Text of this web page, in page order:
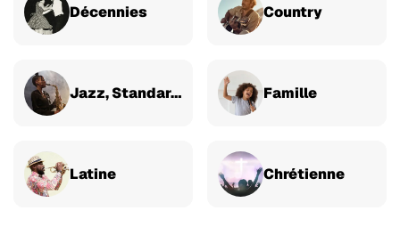
Décennies Country
Jazz, Standards & Classique Famille
Latine Chrétienne